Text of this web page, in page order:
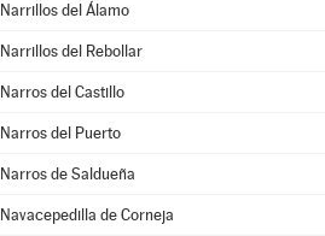
Narrillos del Álamo
Narrillos del Rebollar
Narros del Castillo
Narros del Puerto
Narros de Saldueña
Navacepedilla de Corneja